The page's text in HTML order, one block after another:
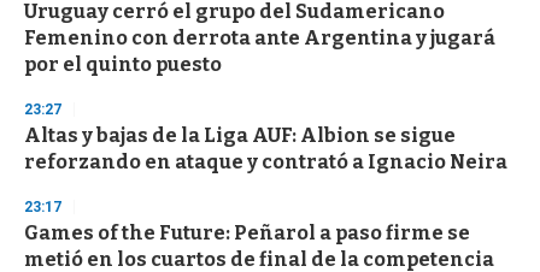
s
e
c
o
d
s
Uruguay cerró el grupo del Sudamericano
Femenino con derrota ante Argentina y jugará
por el quinto puesto
23:27
Altas y bajas de la Liga AUF: Albion se sigue
reforzando en ataque y contrató a Ignacio Neira
23:17
Games of the Future: Peñarol a paso firme se
metió en los cuartos de final de la competencia